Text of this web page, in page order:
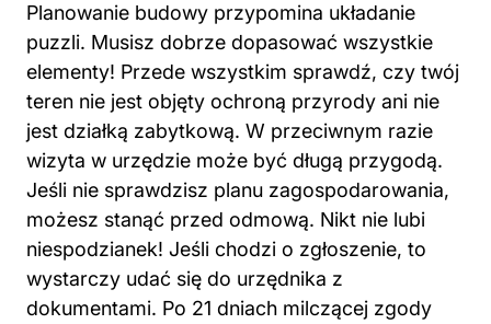
Planowanie budowy przypomina układanie
puzzli. Musisz dobrze dopasować wszystkie
elementy! Przede wszystkim sprawdź, czy twój
teren nie jest objęty ochroną przyrody ani nie
jest działką zabytkową. W przeciwnym razie
wizyta w urzędzie może być długą przygodą.
Jeśli nie sprawdzisz planu zagospodarowania,
możesz stanąć przed odmową. Nikt nie lubi
niespodzianek! Jeśli chodzi o zgłoszenie, to
wystarczy udać się do urzędnika z
dokumentami. Po 21 dniach milczącej zgody